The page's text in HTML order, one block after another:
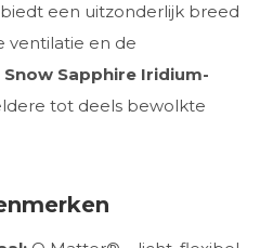
een uitzonderlijk breed
ventilatie en de
Snow Sapphire Iridium-
tot deels bewolkte